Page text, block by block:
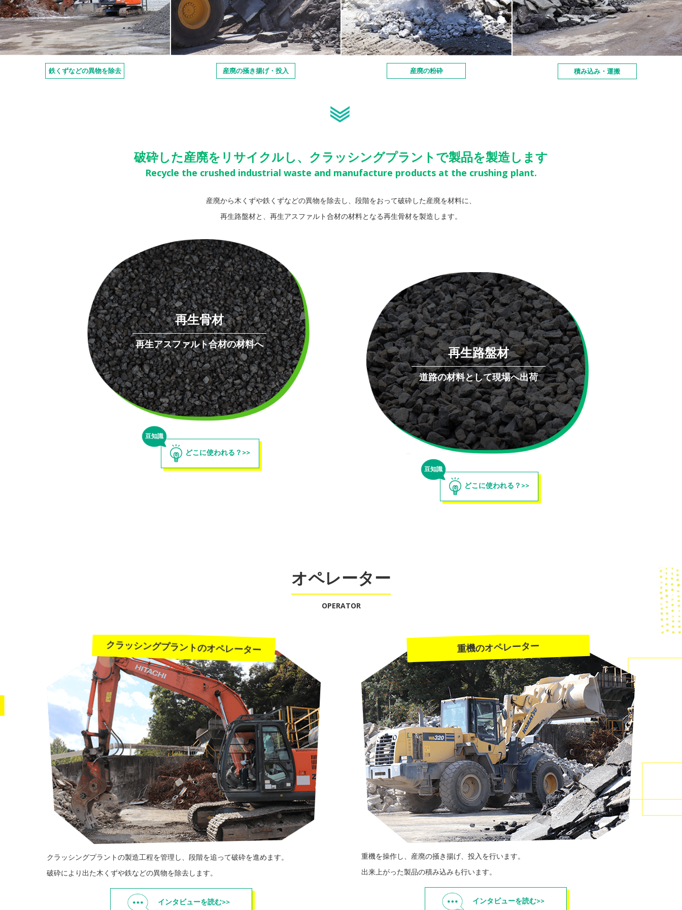
鉄くずなどの異物を除去 産廃の掻き揚げ・投入 産廃の粉砕 積み込み・運搬
破砕した産廃をリサイクルし、 クラッシングプラントで製品を製造します
Recycle the crushed industrial waste and manufacture products at the crushing plant.
産廃から木くずや鉄くずなどの異物を除去し、段階をおって破砕した産廃を材料に、
再生路盤材と、再生アスファルト合材の材料となる再生骨材を製造します。
再生骨材
再生アスファルト合材の材料へ
豆知識
どこに使われる？
再生路盤材
道路の材料として現場へ出荷
豆知識
どこに使われる？
オペレーター
OPERATOR
クラッシングプラントのオペレーター
クラッシングプラントの製造工程を管理し、段階を追って破砕を進めます。
破砕により出た木くずや鉄などの異物を除去します。
インタビューを読む
重機のオペレーター
重機を操作し、産廃の掻き揚げ、投入を行います。
出来上がった製品の積み込みも行います。
インタビューを読む